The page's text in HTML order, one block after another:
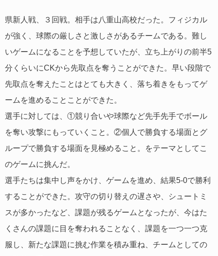
県新人戦、３回戦。相手は八重山高校だった。フィジカル
が強く、球際の厳しさと激しさがあるチームである。難し
いゲームになることを予想していたが、立ち上がりの前半5
分くらいにCKから先取点を奪うことができた。早い段階で
先取点を奪えたことはとても大きく、落ち着きをもってゲ
ームを進めることことができた。
選手に対しては、①競り合いや球際など先手先手でボール
を奪い攻撃にもっていくこと。②個人で勝負する場面とグ
ループで勝負する場面を見極めること。をテーマとしてこ
のゲームに挑んだ。
選手たちは集中し声をかけ、ゲームを進め、結果5-0で勝利
することができた。攻守の切り替えの遅さや、シュートミ
スが多かったなど、課題が残るゲームとなったが、今はた
くさんの課題に目を奪われることなく、課題を一つ一つ克
服し、新たな課題に挑む作業を積み重ね、チームとしての